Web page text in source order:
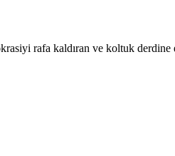
rafa kaldıran ve koltuk derdine